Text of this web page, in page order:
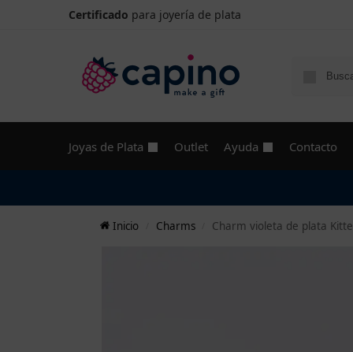
Certificado para joyería de plata
Joyas de Plata Outlet Ayuda Contacto
Inicio Charms Charm violeta de plata